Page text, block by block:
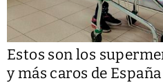
Estos son los
y más caros de España